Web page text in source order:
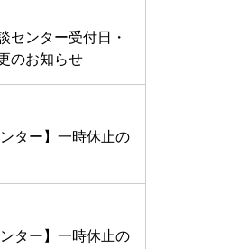
センター受付日・
のお知らせ
ンター】一時休止の
ンター】一時休止の